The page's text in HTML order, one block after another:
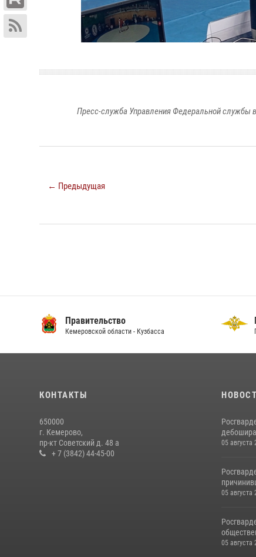
Пресс-служба Управления Федеральной службы
← Предыдущая
Правительство
Кемеровской области - Кузбасса
КОНТАКТЫ
650000
г. Кемерово,
пр-кт Советский д. 48 а
+ 7 (3842) 44-45-00
05 августа
05 августа
05 августа